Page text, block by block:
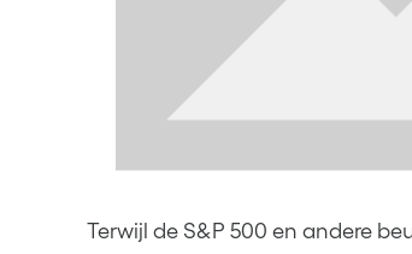
Terwijl de S&P 500 en andere